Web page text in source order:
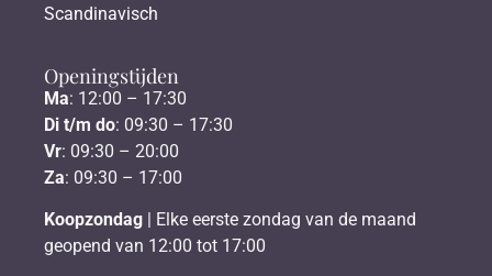
Scandinavisch
Openingstijden
Ma: 12:00 – 17:30
Di t/m do: 09:30 – 17:30
Vr: 09:30 – 20:00
Za: 09:30 – 17:00
Koopzondag | Elke eerste zondag van de maand
geopend van 12:00 tot 17:00